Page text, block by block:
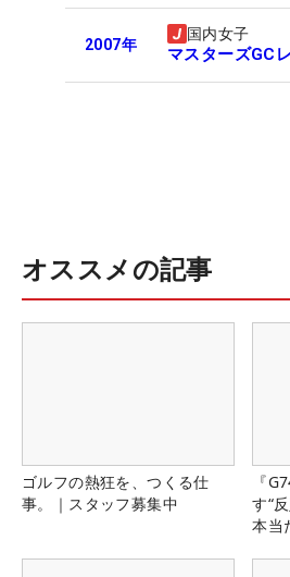
2007年
国内女子
マスターズGC
オススメの記事
ゴルフの熱狂を、つくる仕
事。｜スタッフ募集中
『
す“
本当